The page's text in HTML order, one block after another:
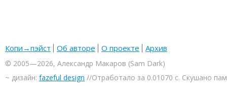
Копи→пэйст Об авторе О проекте Архив
© 2005—2026, Александр Макаров (Sam Dark)
~ дизайн: fazeful design //Отработало за 0.01070 с. Скушано